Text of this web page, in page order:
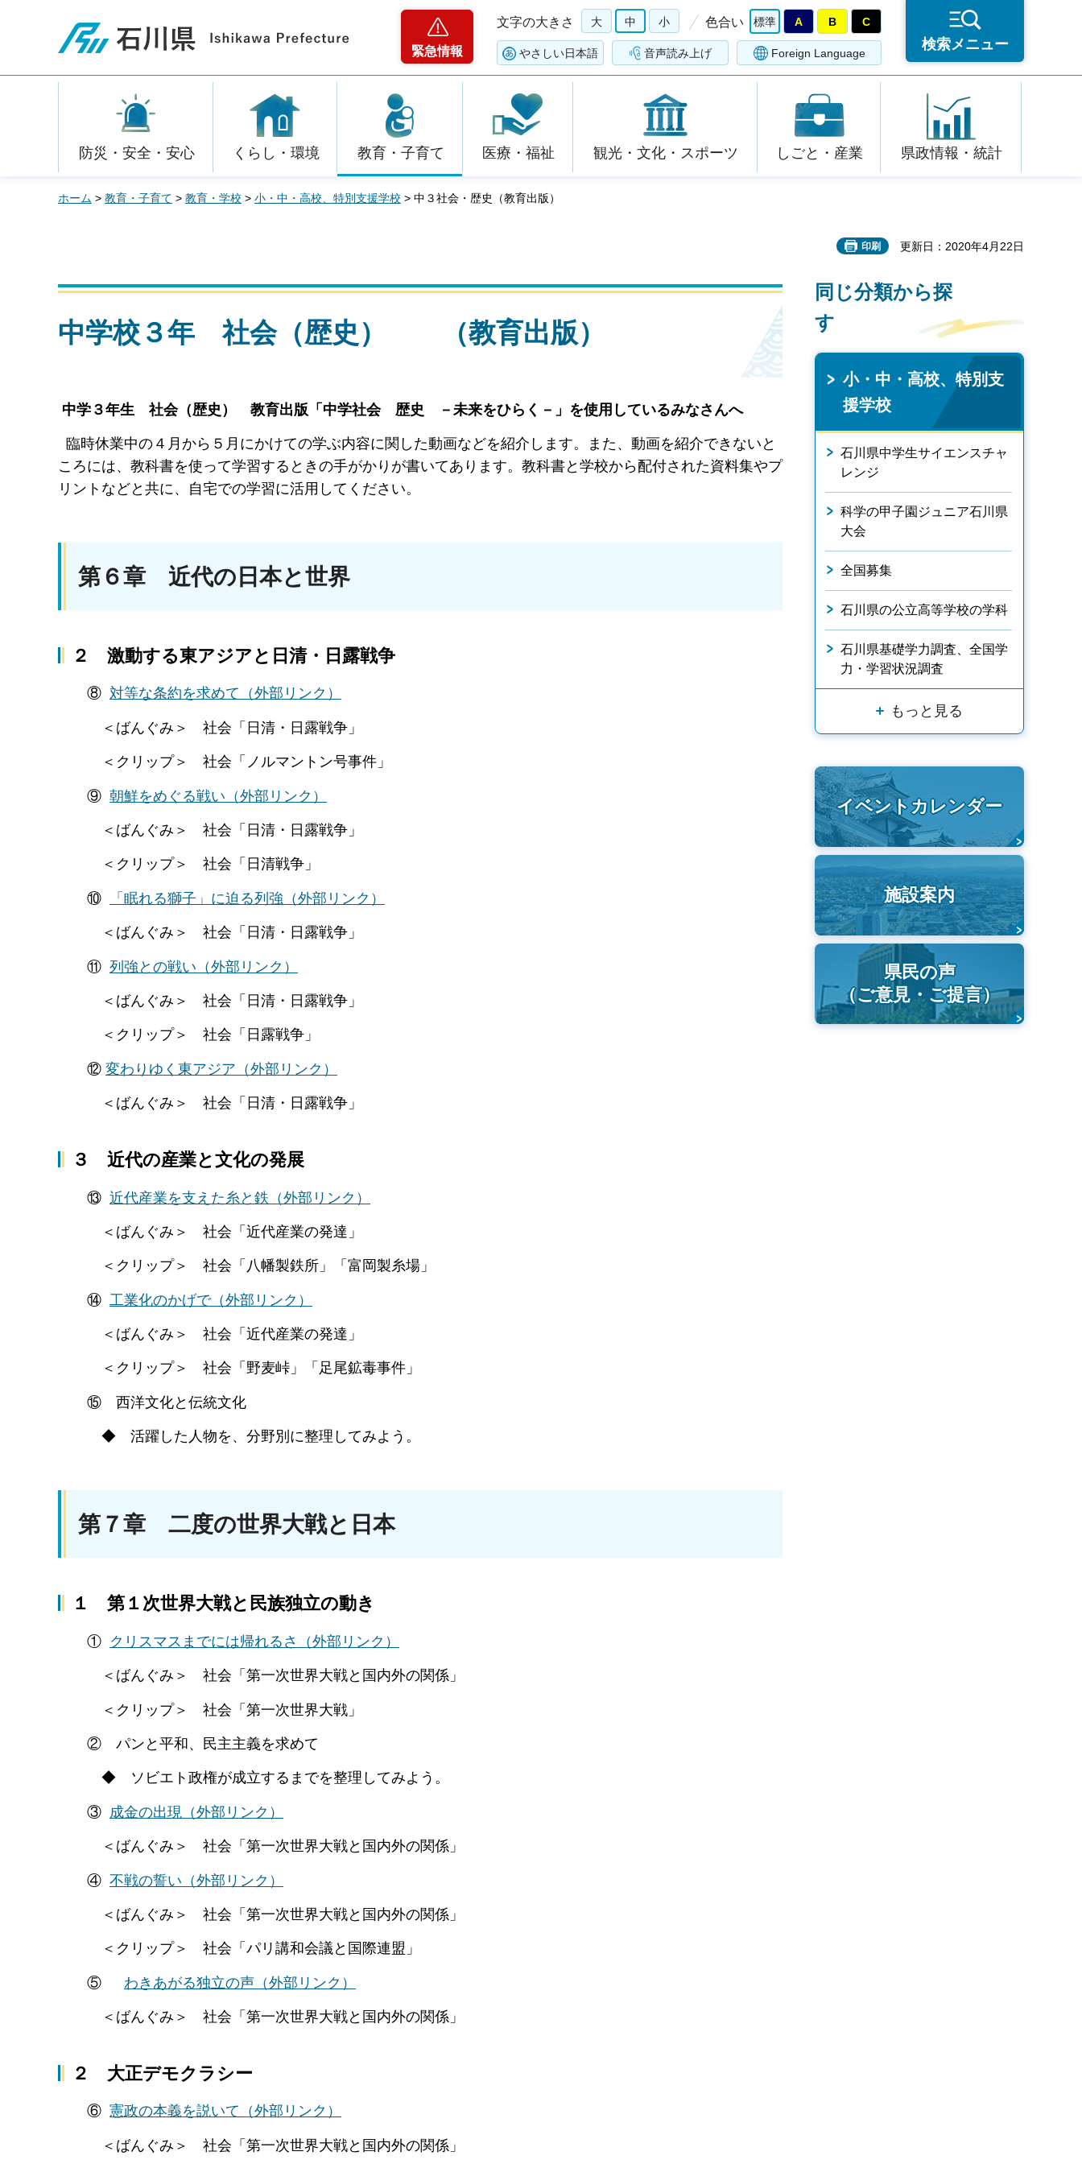
石川県
緊急情報
文字の大きさ 大 中 小 色合い 標準 A B C
やさしい日本語 音声読み上げ Foreign Language
検索メニュー
防災・安全・安心 くらし・環境 教育・子育て 医療・福祉 観光・文化・スポーツ しごと・産業 県政情報・統計
ホーム > 教育・子育て > 教育・学校 > 小・中・高校、特別支援学校 > 中３社会・歴史（教育出版）
印刷 更新日：2020年4月22日
中学校３年 社会（歴史） （教育出版）
中学３年生 社会（歴史） 教育出版「中学社会 歴史 －未来をひらく－」を使用しているみなさんへ
臨時休業中の４月から５月にかけての学ぶ内容に関した動画などを紹介します。また、動画を紹介できないと
ころには、教科書を使って学習するときの手がかりが書いてあります。 教科書と学校から配付された資料集やプ
リントなどと共に、自宅での学習に活用してください。
第６章 近代の日本と世界
２ 激動する東アジアと日清・日露戦争
⑧ 対等な条約を求めて（外部リンク）
＜ばんぐみ＞ 社会「日清・日露戦争」
＜クリップ＞ 社会「ノルマントン号事件」
⑨ 朝鮮をめぐる戦い（外部リンク）
＜ばんぐみ＞ 社会「日清・日露戦争」
＜クリップ＞ 社会「日清戦争」
⑩ 「眠れる獅子」に迫る列強 （外部リンク）
＜ばんぐみ＞ 社会「日清・日露戦争」
⑪ 列強との戦い （外部リンク）
＜ばんぐみ＞ 社会「日清・日露戦争」
＜クリップ＞ 社会「日露戦争」
⑫ 変わりゆく東アジア （外部リンク）
＜ばんぐみ＞ 社会「日清・日露戦争」
３ 近代の産業と文化の発展
⑬ 近代産業を支えた糸と鉄 （外部リンク）
＜ばんぐみ＞ 社会「近代産業の発達」
＜クリップ＞ 社会「八幡製鉄所」「富岡製糸場」
⑭ 工業化のかげで（外部リンク）
＜ばんぐみ＞ 社会「近代産業の発達」
＜クリップ＞ 社会「野麦峠」「足尾鉱毒事件」
⑮ 西洋文化と伝統文化
◆ 活躍した人物を、分野別に整理してみよう。
第７章 二度の世界大戦と日本
１ 第１次世界大戦と民族独立の動き
① クリスマスまでには帰れるさ （外部リンク）
＜ばんぐみ＞ 社会「第一次世界大戦と国内外の関係」
＜クリップ＞ 社会「第一次世界大戦」
② パンと平和、民主主義を求めて
◆ ソビエト政権が成立するまでを整理してみよう。
③ 成金の出現 （外部リンク）
＜ばんぐみ＞ 社会「第一次世界大戦と国内外の関係」
④ 不戦の誓い （外部リンク）
＜ばんぐみ＞ 社会「第一次世界大戦と国内外の関係」
＜クリップ＞ 社会「パリ講和会議と国際連盟」
⑤ わきあがる独立の声 （外部リンク）
＜ばんぐみ＞ 社会「第一次世界大戦と国内外の関係」
２ 大正デモクラシー
⑥ 憲政の本義を説いて （外部リンク）
＜ばんぐみ＞ 社会「第一次世界大戦と国内外の関係」
同じ分類から探
す
小・中・高校、特別支
援学校
石川県中学生サイエンスチャ
レンジ
科学の甲子園ジュニア石川県
大会
全国募集
石川県の公立高等学校の学科
石川県基礎学力調査、全国学
力・学習状況調査
もっと見る
イベントカレンダー
施設案内
県民の声
（ご意見・ご提言）